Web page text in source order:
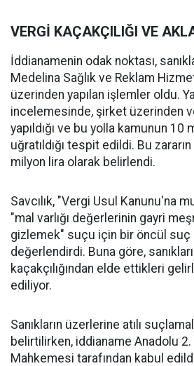
VERGİ KAÇAKÇILIĞI VE
İddianamenin odak noktası,
Medelina Sağlık ve Reklam
üzerinden yapılan işlemler oldu.
incelemesinde, şirket üzerinden
yapıldığı ve bu yolla kamunun 10
uğratıldığı tespit edildi. Bu
milyon lira olarak belirlendi.
Savcılık, "Vergi Usul Kanunu'na
"mal varlığı değerlerinin gayri
gizlemek" suçu için bir öncül suç
değerlendirdi. Buna göre,
kaçakçılığından elde ettikleri
ediliyor.
Sanıkların üzerlerine atılı
belirtilirken, iddianame Anadolu
Mahkemesi tarafından kabul